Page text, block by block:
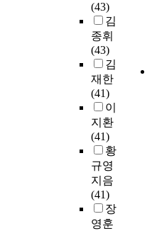
(43)
김
종휘
(43)
김
재한
(41)
이
지환
(41)
황
규영
지음
(41)
장
영훈